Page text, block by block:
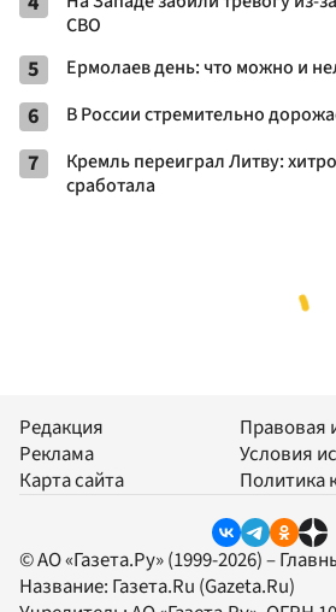
СВО
5 Ермолаев день: что можно и
6 В России стремительно
7
Кремль переиграл Литву:
сработала
Редакция
Реклама
Карта сайта
Правовая
Условия
Политика
© АО «Газета.Ру» (1999-2026) –
Название: Газета.Ru (Gazeta.Ru)